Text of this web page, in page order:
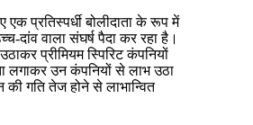
प्रतिस्पर्धी बोलीदाता के रूप में
दांव वाला संघर्ष पैदा कर रहा है।
प्रीमियम स्पिरिट कंपनियों
लगाकर उन कंपनियों से लाभ उठा
गति तेज होने से लाभान्वित